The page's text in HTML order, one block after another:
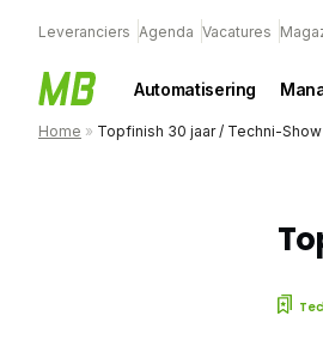
Leveranciers Agenda Vacatures
Automatisering
Home » Topfinish 30 jaar / Techni-Show